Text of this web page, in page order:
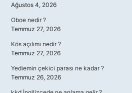
Ağustos 4, 2026
Oboe nedir ?
Temmuz 27, 2026
Kös açılımı nedir ?
Temmuz 27, 2026
Yediemin çekici parası ne kadar ?
Temmuz 26, 2026